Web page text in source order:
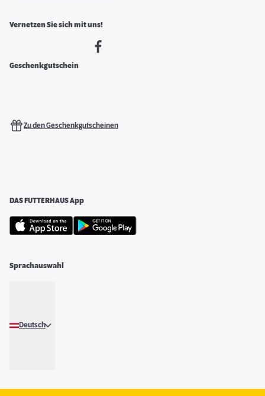
Vernetzen Sie sich mit uns!
Geschenkgutschein
Zu den Geschenkgutscheinen
DAS FUTTERHAUS App
Sprachauswahl
Deutsch